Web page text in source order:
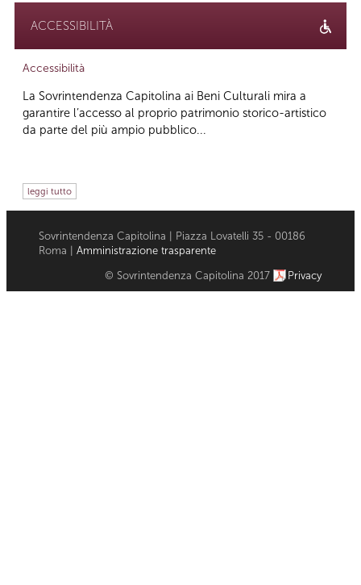
ACCESSIBILITÀ
Accessibilità
La Sovrintendenza Capitolina ai Beni Culturali mira a
garantire l’accesso al proprio patrimonio storico-artistico
da parte del più ampio pubblico...
leggi tutto
Sovrintendenza Capitolina | Piazza Lovatelli 35 - 00186
Roma | Amministrazione trasparente
© Sovrintendenza Capitolina 2017 Privacy